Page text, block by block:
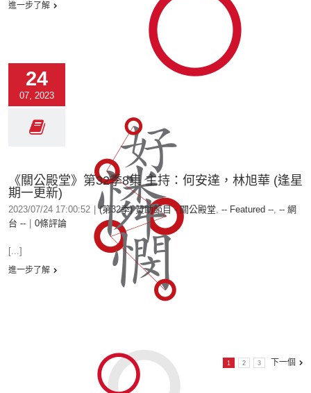
進一步了解
24
07, 2023
《關公殿堂》第32季8集 主持：何安達，林旭華 (逢星
期一更新)
2023/07/24 17:00:52 (第32季) 贊助節目 - 關公殿堂, -- Featured --, -- 網
台 --
0條評論
[...]
進一步了解
1 2 3 下一個